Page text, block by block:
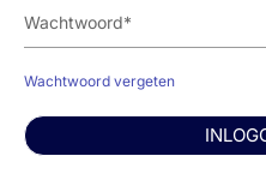
Wachtwoord vergeten
tertiel (≥81 – 190 mg/
0.61-0.90) met
(95%CI: 0.63-0.95)
RR 0.60 (95%CI: